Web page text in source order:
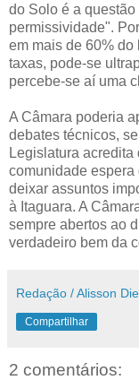
do Solo é a
permissividade".
em mais de 60% do
taxas, pode-se
percebe-se aí uma
A Câmara poderia
debates técnicos,
Legislatura
comunidade
deixar assuntos
à Itaguara. A
sempre abertos ao
verdadeiro bem da
Redação / Alisson
Compartilhar
2 comentários: